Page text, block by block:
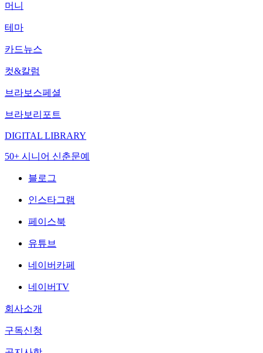
머니
테마
카드뉴스
컷&칼럼
브라보스페셜
브라보리포트
DIGITAL LIBRARY
50+ 시니어 신춘문예
블로그
인스타그램
페이스북
유튜브
네이버카페
네이버TV
회사소개
구독신청